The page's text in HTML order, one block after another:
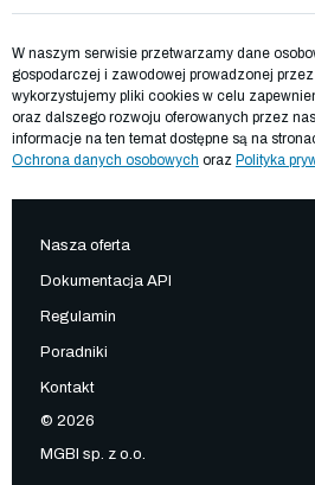
W naszym serwisie przetwarzamy dane
gospodarczej i zawodowej prowadzonej
wykorzystujemy pliki cookies w celu
oraz dalszego rozwoju oferowanych przez
informacje na ten temat dostępne są na
Ochrona danych osobowych oraz Polityka
Nasza oferta
Dokumentacja API
Regulamin
Poradniki
Kontakt
© 2026
MGBI sp. z o.o.